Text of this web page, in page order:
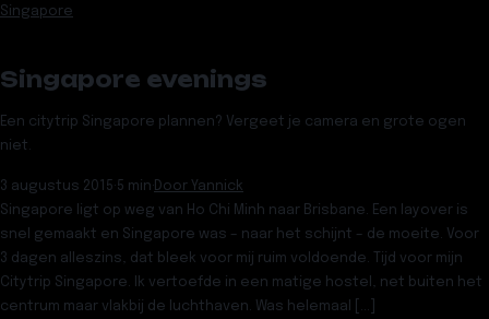
Singapore
Singapore evenings
Een citytrip Singapore plannen? Vergeet je camera en grote ogen
niet.
3 augustus 2015·5 min·Door Yannick
Singapore ligt op weg van Ho Chi Minh naar Brisbane. Een layover is
snel gemaakt en Singapore was – naar het schijnt – de moeite. Voor
3 dagen alleszins, dat bleek voor mij ruim voldoende. Tijd voor mijn
Citytrip Singapore. Ik vertoefde in een matige hostel, net buiten het
centrum maar vlakbij de luchthaven. Was helemaal […]